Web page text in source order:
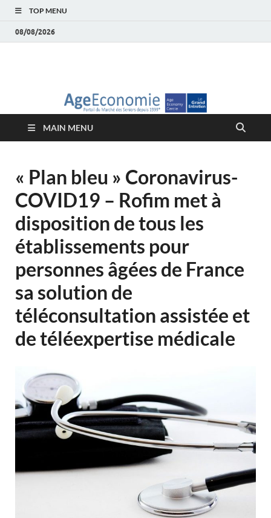
TOP MENU
08/08/2026
économie – Marché
des Seniors
MAIN MENU
« Plan bleu » Coronavirus-
COVID19 – Rofim met à
disposition de tous les
établissements pour
personnes âgées de France
sa solution de
téléconsultation assistée et
de téléexpertise médicale